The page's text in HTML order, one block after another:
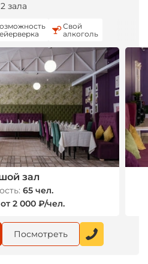
2 зала
Свой
алкоголь
зал
65 чел.
от 2 000 ₽/чел.
Посмотреть